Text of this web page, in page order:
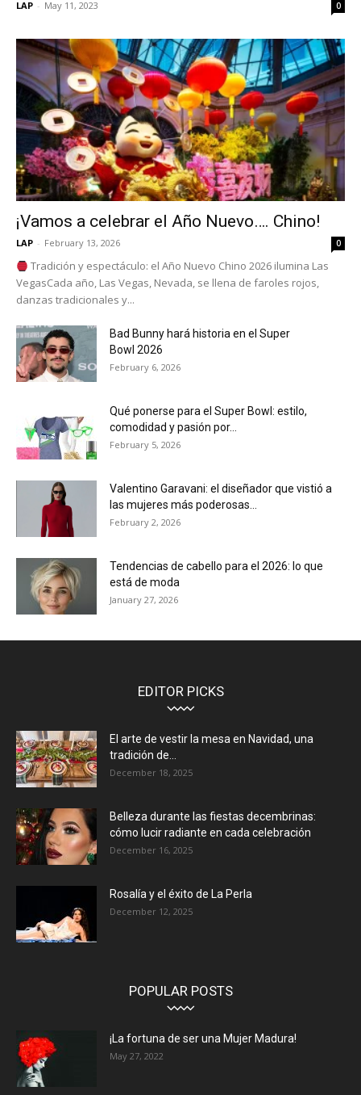
LAP - May 11, 2023 0
¡Vamos a celebrar el Año Nuevo…. Chino!
LAP - February 13, 2026 0
Tradición y espectáculo: el Año Nuevo Chino 2026 ilumina Las
VegasCada año, Las Vegas, Nevada, se llena de faroles rojos,
danzas tradicionales y...
Bad Bunny hará historia en el Super
Bowl 2026
February 6, 2026
Qué ponerse para el Super Bowl: estilo,
comodidad y pasión por...
February 5, 2026
Valentino Garavani: el diseñador que vistió a
las mujeres más poderosas...
February 2, 2026
Tendencias de cabello para el 2026: lo que
está de moda
January 27, 2026
EDITOR PICKS
El arte de vestir la mesa en Navidad, una
tradición de...
December 18, 2025
Belleza durante las fiestas decembrinas:
cómo lucir radiante en cada celebración
December 16, 2025
Rosalía y el éxito de La Perla
December 12, 2025
POPULAR POSTS
¡La fortuna de ser una Mujer Madura!
May 27, 2022